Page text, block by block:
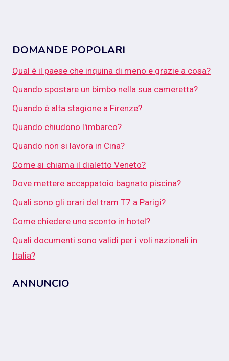
DOMANDE POPOLARI
Qual è il paese che inquina di meno e grazie a cosa?
Quando spostare un bimbo nella sua cameretta?
Quando è alta stagione a Firenze?
Quando chiudono l'imbarco?
Quando non si lavora in Cina?
Come si chiama il dialetto Veneto?
Dove mettere accappatoio bagnato piscina?
Quali sono gli orari del tram T7 a Parigi?
Come chiedere uno sconto in hotel?
Quali documenti sono validi per i voli nazionali in
Italia?
ANNUNCIO